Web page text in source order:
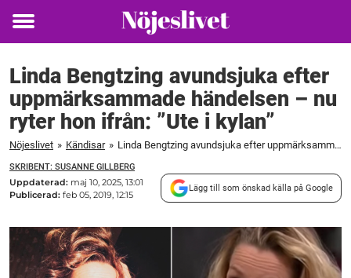
Toggle
Linda Bengtzing avundsjuka efter
uppmärksammade händelsen – nu
ryter hon ifrån: ”Ute i kylan”
Nöjeslivet » Kändisar » Linda Bengtzing avundsjuka efter uppmärksammade händelsen – nu ryter hon ifrån: ”Ute i kylan”
SKRIBENT: SUSANNE GILLBERG
Uppdaterad: maj 10, 2025, 13:01
Publicerad: feb 05, 2019, 12:15
Lägg till som önskad källa på Google